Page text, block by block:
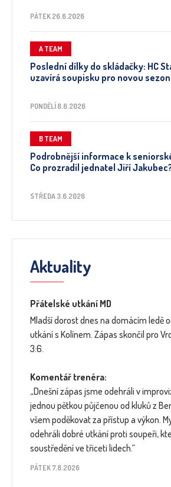
PÁTEK 26.6.2026
A TEAM
Poslední dílky do skládačky: HC
uzavírá soupisku pro novou
PONDĚLÍ 8.6.2026
B TEAM
Podrobnější informace k
Co prozradil jednatel Jiří
STŘEDA 3.6.2026
Aktuality
Přátelské utkání MD
Mladší dorost dnes na domácím ledě
utkání s Kolínem. Zápas skončil pro
3:6.
Komentář trenéra:
„Dnešní zápas jsme odehráli v
jednou pětkou půjčenou od kluků z
všem poděkovat za přístup a výkon.
odehráli dobré utkání proti soupeři,
soustředění ve třiceti lidech.“
PÁTEK 7.8.2026